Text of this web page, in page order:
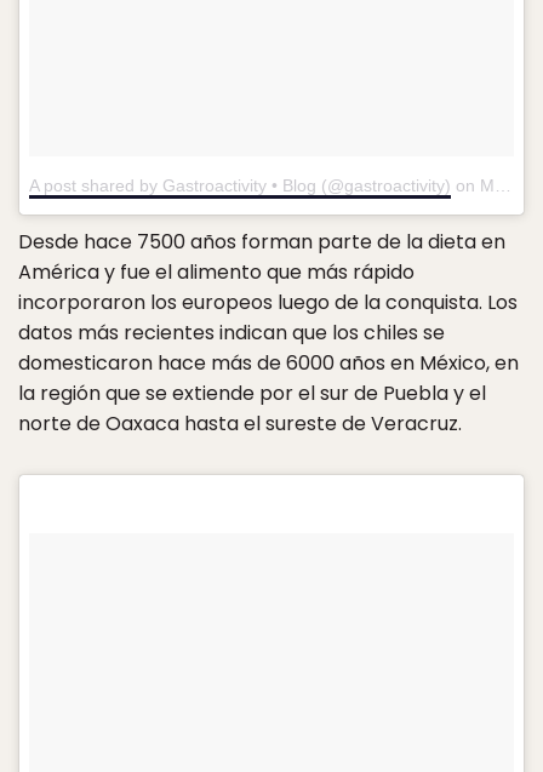
A post shared by Gastroactivity • Blog (@gastroactivity) on Mar 19, 2018 at 12:26pm PDT
Desde hace 7500 años forman parte de la dieta en
América y fue el alimento que más rápido
incorporaron los europeos luego de la conquista. Los
datos más recientes indican que los chiles se
domesticaron hace más de 6000 años en México, en
la región que se extiende por el sur de Puebla y el
norte de Oaxaca hasta el sureste de Veracruz.